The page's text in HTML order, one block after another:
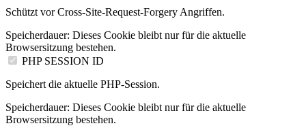
Schützt vor Cross-Site-Request-Forgery Angriffen.
Speicherdauer: Dieses Cookie bleibt nur für die aktuelle
Browsersitzung bestehen.
PHP SESSION ID
Speichert die aktuelle PHP-Session.
Speicherdauer: Dieses Cookie bleibt nur für die aktuelle
Browsersitzung bestehen.